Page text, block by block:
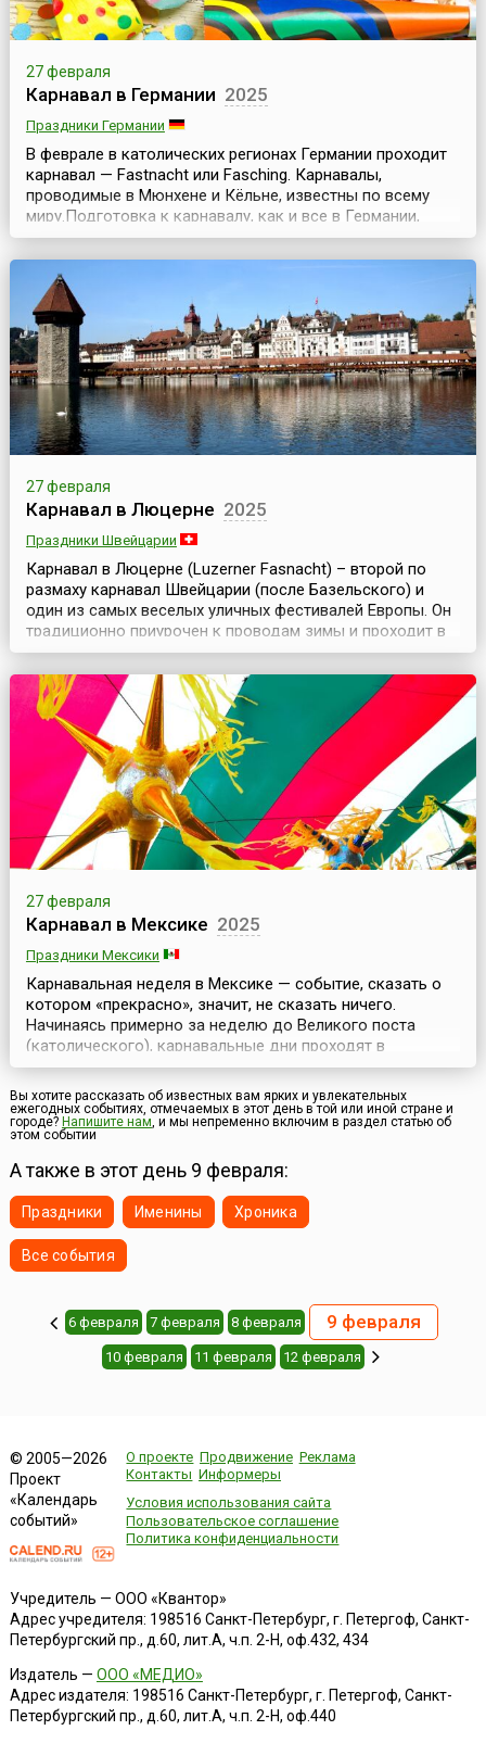
27 февраля
Карнавал в Германии 2025
Праздники Германии
В феврале в католических регионах Германии проходит
карнавал — Fastnacht или Fasching. Карнавалы,
проводимые в Мюнхене и Кёльне, известны по всему
миру.Подготовка к карнавалу, как и все в Германии,
начинается загодя, еще в ноябре. 11 ноября в 11 часов
11 минут по всей стране проходят первые собрания
активистов карнавала, и официально объявляется
начало 5 времени года — карнавала. В этот день н...
27 февраля
Карнавал в Люцерне 2025
Праздники Швейцарии
Карнавал в Люцерне (Luzerner Fasnacht) – второй по
размаху карнавал Швейцарии (после Базельского) и
один из самых веселых уличных фестивалей Европы. Он
традиционно приурочен к проводам зимы и проходит в
преддверии Великого поста в течение 6 дней, его еще
называют Швейцарской Масленицей.Каждый год в
конце зимы этот веселый карнавал выплескивается на
улицы и площади старого города Люцерна – толп...
27 февраля
Карнавал в Мексике 2025
Праздники Мексики
Карнавальная неделя в Мексике — событие, сказать о
котором «прекрасно», значит, не сказать ничего.
Начинаясь примерно за неделю до Великого поста
(католического), карнавальные дни проходят в
обстановке красочных и шумных уличных парадов,
несмолкающей музыки, танцев и фейерверков. Многие
называют мексиканский карнавал вторым Марди Гра
(таким, какой проходит в Новом Орлеане).Во время
Вы хотите рассказать об известных вам ярких и увлекательных
ежегодных событиях, отмечаемых в этот день в той или иной стране и
городе? Напишите нам, и мы непременно включим в раздел статью об
этом событии
А также в этот день 9 февраля:
Праздники Именины Хроника
Все события
6 февраля 7 февраля 8 февраля 9 февраля
10 февраля 11 февраля 12 февраля
© 2005—2026
Проект
«Календарь
событий»
О проекте Продвижение Реклама
Контакты Информеры
Условия использования сайта
Пользовательское соглашение
Политика конфиденциальности
Учредитель — ООО «Квантор»
Адрес учредителя: 198516 Санкт-Петербург, г. Петергоф, Санкт-
Петербургский пр., д.60, лит.А, ч.п. 2-Н, оф.432, 434
Издатель — ООО «МЕДИО»
Адрес издателя: 198516 Санкт-Петербург, г. Петергоф, Санкт-
Петербургский пр., д.60, лит.А, ч.п. 2-Н, оф.440